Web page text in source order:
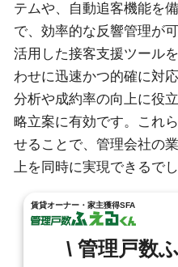
テムや、自動追客機能を
で、効率的な反響管理が
活用した接客支援ツール
わせに迅速かつ的確に対
分析や成約率の向上に役
略立案に有効です。これ
せることで、管理会社の
上を同時に実現できるでし
賃貸オーナー・家主獲得SFA
\ 管理戸数